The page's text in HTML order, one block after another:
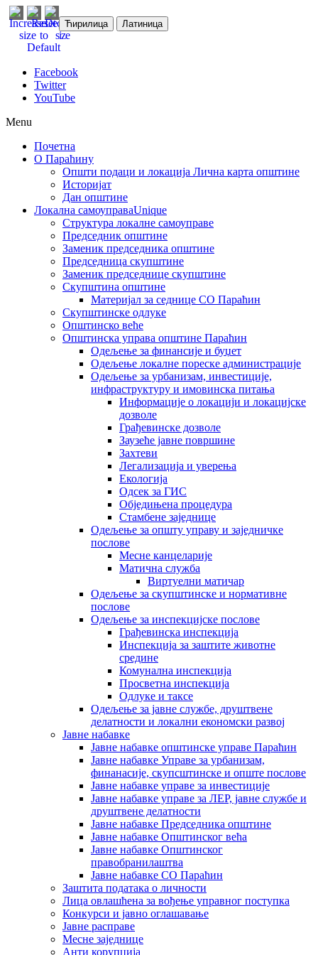
Ћирилица Латиница
Facebook
Twitter
YouTube
Menu
Почетна
О Параћину
Општи подаци и локација Лична карта општине
Историјат
Дан општине
Локална самоуправаUnique
Структура локалне самоуправе
Председник општине
Заменик председника општине
Председница скупштине
Заменик председнице скупштине
Скупштина општине
Материјал за седнице СО Параћин
Скупштинске одлуке
Општинско веће
Општинска управа општине Параћин
Одељење за финансије и буџет
Одељење локалне пореске администрације
Одељење за урбанизам, инвестиције,
инфраструктуру и имовинска питања
Информације о локацији и локацијске
дозволе
Грађевинске дозволе
Заузеће јавне површине
Захтеви
Легализација и уверења
Екологија
Одсек за ГИС
Обједињена процедура
Стамбене заједнице
Oдељење за општу управу и заједничке
послове
Месне канцеларије
Матична служба
Виртуелни матичар
Одељење за скупштинске и нормативне
послове
Одељење за инспекцијске послове
Грађевинска инспекција
Инспекција за заштите животне
средине
Комунална инспекција
Просветна инспекција
Одлуке и таксе
Одељење за јавне службе, друштвене
делатности и локални економски развој
Јавне набавке
Јавне набавке општинске управе Параћин
Јавне набавке Управе за урбанизам,
финанасије, скупсштинске и опште послове
Јавне набавке управе за инвестиције
Јавне набавке управе за ЛЕР, јавне службе и
друштвене делатности
Јавне набавке Председника општине
Јавне набавке Општинског већа
Јавне набавке Општинског
правобранилаштва
Јавне набавке СО Параћин
Заштита података о личности
Лица овлашћена за вођење управног поступка
Конкурси и јавно оглашавање
Јавне расправе
Месне заједнице
Анти корупција